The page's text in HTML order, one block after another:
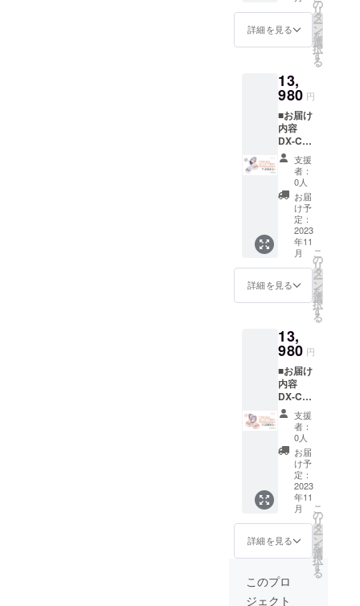
の価格
となり
※商品の
デザイ
ンに関
しまし
ては一
部変更
になる
可能性
もござ
いま
す。ご
了承く
ださ
い。
説明書
*2 ※お
届け時
期は、
配送状
況によ
り遅れ
る可能
性もご
ざいま
す。 ※
送料込
の価格
となり
ます。
※商品の
仕様、
デザイ
ンに関
しまし
ては一
もござ
いま
す。ご
了承く
ださ
い。
詳細を見る
の
リ
タ
ー
ン
を
選
択
す
る
13,
980 円
■お届け
内容
DX-C4-
001/002
シ
ルバー
ホワイ
ト*1
DX-C4-
001/002
ピーチ
ゴール
ド*1 ピ
ンセッ
ト*2 吸
電ケー
ブル*2
説明書
*2 ※お
届け時
期は、
生産、
配送状
況によ
り遅れ
る可能
性もご
ざいま
す。 ※
送料込
の価格
となり
※商品の
仕様、
デザイ
支援
者：
0人
お届
け予
定：
2023
年11
月
詳細を見る
こ
の
リ
タ
ー
ン
を
選
択
す
る
13,
980 円
■お届け
内容
DX-C4-
001/002
シル
バーホ
ワイト
or ピー
チゴー
ルド*2
ピン
セット
*2 吸盤
*2 充電
ケーブ
ル*2 説
明書*2
※お届け
時期
支援
者：
0人
お届
け予
定：
2023
年11
月
詳細を見る
こ
の
リ
タ
ー
ン
を
選
択
す
る
このプロ
ジェクト